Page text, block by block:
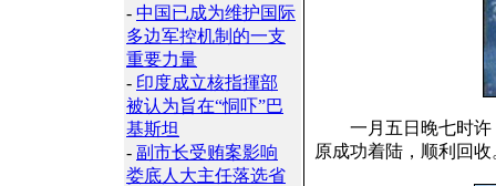
- 中国已成为维护国际
多边军控机制的一支
重要力量
- 印度成立核指揮部
被认为旨在“恫吓”巴
基斯坦
- 副市长受贿案影响
娄底人大主任落选省
一月五日晚七时许，
原成功着陆，顺利回